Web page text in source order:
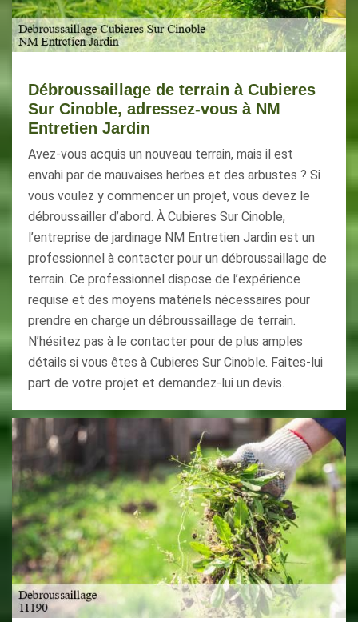
Débroussaillage de terrain à Cubieres
Sur Cinoble, adressez-vous à NM
Entretien Jardin
Avez-vous acquis un nouveau terrain, mais il est
envahi par de mauvaises herbes et des arbustes ? Si
vous voulez y commencer un projet, vous devez le
débroussailler d’abord. À Cubieres Sur Cinoble,
l’entreprise de jardinage NM Entretien Jardin est un
professionnel à contacter pour un débroussaillage de
terrain. Ce professionnel dispose de l’expérience
requise et des moyens matériels nécessaires pour
prendre en charge un débroussaillage de terrain.
N’hésitez pas à le contacter pour de plus amples
détails si vous êtes à Cubieres Sur Cinoble. Faites-lui
part de votre projet et demandez-lui un devis.